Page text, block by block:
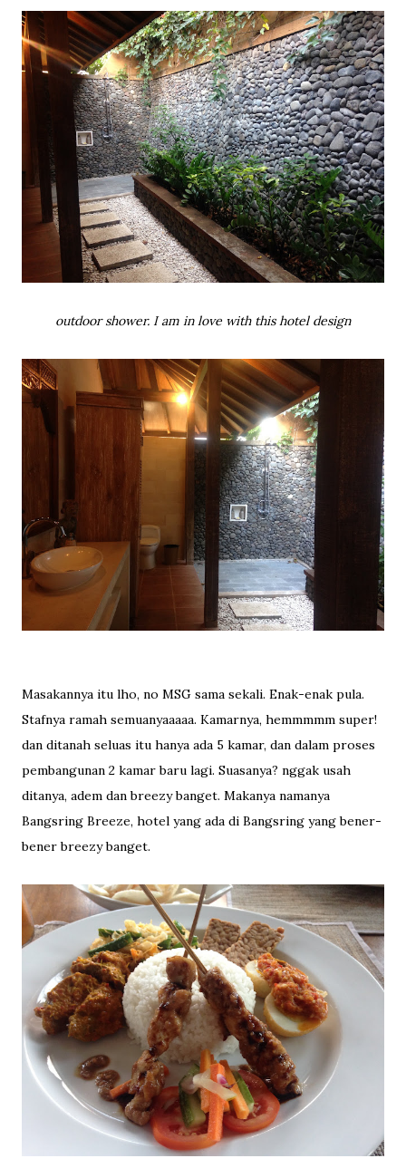
outdoor shower. I am in love with this hotel design
Masakannya itu lho, no MSG sama sekali. Enak-enak pula.
Stafnya ramah semuanyaaaaa. Kamarnya, hemmmmm super!
dan ditanah seluas itu hanya ada 5 kamar, dan dalam proses
pembangunan 2 kamar baru lagi. Suasanya? nggak usah
ditanya, adem dan breezy banget. Makanya namanya
Bangsring Breeze, hotel yang ada di Bangsring yang bener-
bener breezy banget.